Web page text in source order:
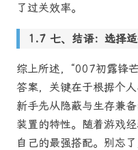
了过关效率。
七、结语：选择
综上所述，“007初露锋
答案，关键在于根据个
新手先从隐蔽与生存兼
装置的特性。随着游戏
自己的最强搭配。别忘